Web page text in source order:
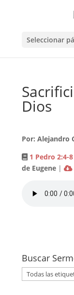
Seleccionar
Dios
Por: Alejandro
1 Pedro 2:4-8
de Eugene |
Buscar